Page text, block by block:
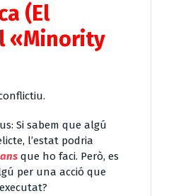
(El
«Minority
Si sabem que algú
l’estat podria
que ho faci. Però, es
per una acció que